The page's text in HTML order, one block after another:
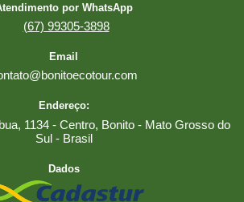
por WhatsApp
(67) 99305-3898
Email
Endereço:
1134 - Centro, Bonito - Mato Grosso do
Sul - Brasil
Dados